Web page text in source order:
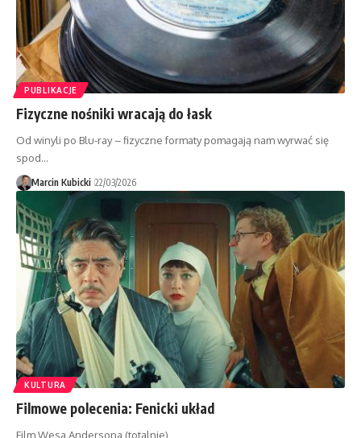
PUBLIKACJE
Fizyczne nośniki wracają do łask
Od winyli po Blu-ray – fizyczne formaty pomagają nam wyrwać się
spod…
Marcin Kubicki 22/03/2026
KULTURA
Filmowe polecenia: Fenicki układ
Film Wesa Andersona (totalnie)